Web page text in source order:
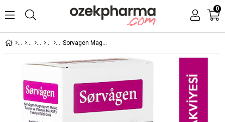
0
Sorvagen Magnezyum Malat Taurin ve Vitamin B6 P5P 60 Tablet